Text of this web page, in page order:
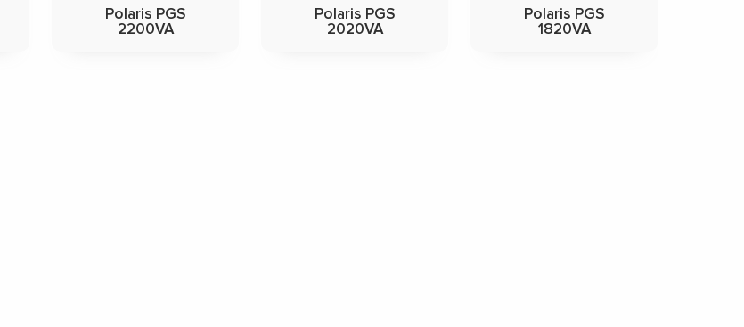
Polaris PGS
2200VA
Polaris PGS
2020VA
Polaris PGS
1820VA